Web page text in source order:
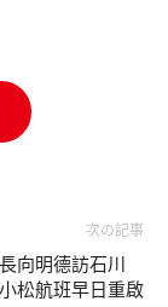
次の記事
向明德訪石川
松航班早日重啟